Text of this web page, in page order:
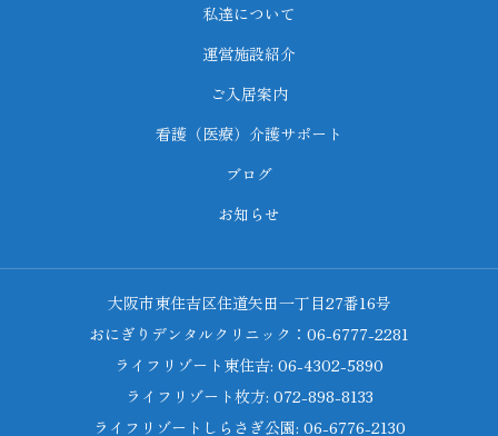
私達について
運営施設紹介
ご入居案内
看護（医療）介護サポート
ブログ
お知らせ
大阪市東住吉区住道矢田一丁目27番16号
おにぎりデンタルクリニック：06-6777-2281
ライフリゾート東住吉: 06-4302-5890
ライフリゾート枚方: 072-898-8133
ライフリゾートしらさぎ公園: 06-6776-2130